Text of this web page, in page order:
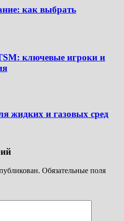
как выбрать
ключевые игроки и
жидких и газовых сред
Обязательные поля